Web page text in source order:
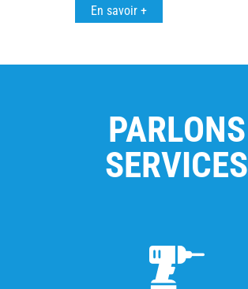
En savoir +
PARLONS
SERVICES